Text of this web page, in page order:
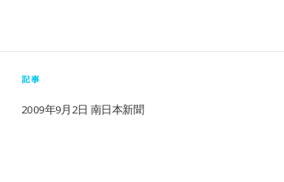
記事
2009年9月2日 南日本新聞